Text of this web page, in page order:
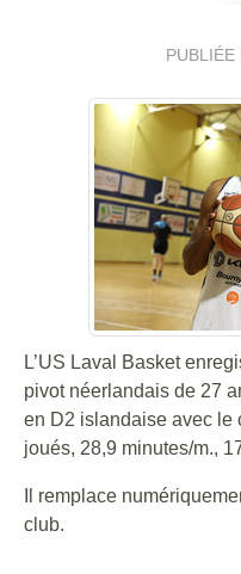
PUBLIÉE
L’US Laval Basket
pivot néerlandais de 27
en D2 islandaise avec le
joués, 28,9 minutes/m.,
Il remplace
club.